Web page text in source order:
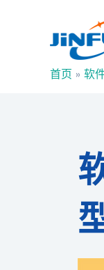
首页 软